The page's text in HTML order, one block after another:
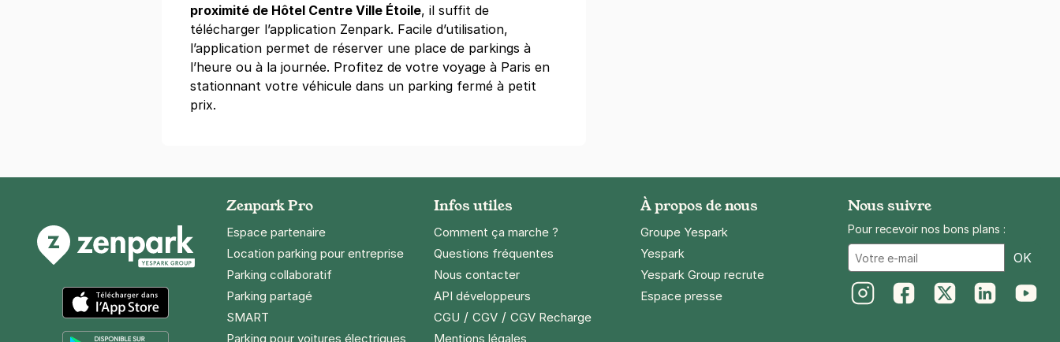
Métro Etienne Marcel - rue de Turbigo - Paris 1
12 rue de Turbigo
75001Paris
4,1(78 avis)
75008 Paris
4,6(209 avis)
,36,72 €/jour, (tarifs dégressifs)
Réserver
proximité de Hôtel Centre Ville Étoile, il suffit de
télécharger l’application Zenpark. Facile d’utilisation,
l’application permet de réserver une place de parkings à
l’heure ou à la journée. Profitez de votre voyage à Paris en
stationnant votre véhicule dans un parking fermé à petit
prix.
App Store
Zenpark Pro
Espace partenaire
Location parking pour entreprise
Parking collaboratif
Parking partagé
SMART
Parking pour voitures électriques
Infos utiles
Comment ça marche ?
Questions fréquentes
Nous contacter
API développeurs
CGU / CGV/ CGV Recharge
Mentions légales
À propos de nous
Groupe Yespark
Yespark
Yespark Group recrute
Espace presse
Nous suivre
Pour recevoir nos bons plans :
OK